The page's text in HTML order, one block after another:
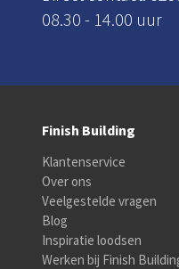
08.30 - 14.00 uur
Finish Building
Klantenservice
Over ons
Veelgestelde vragen
Blog
Inspiratie loodsen
Werken bij Finish